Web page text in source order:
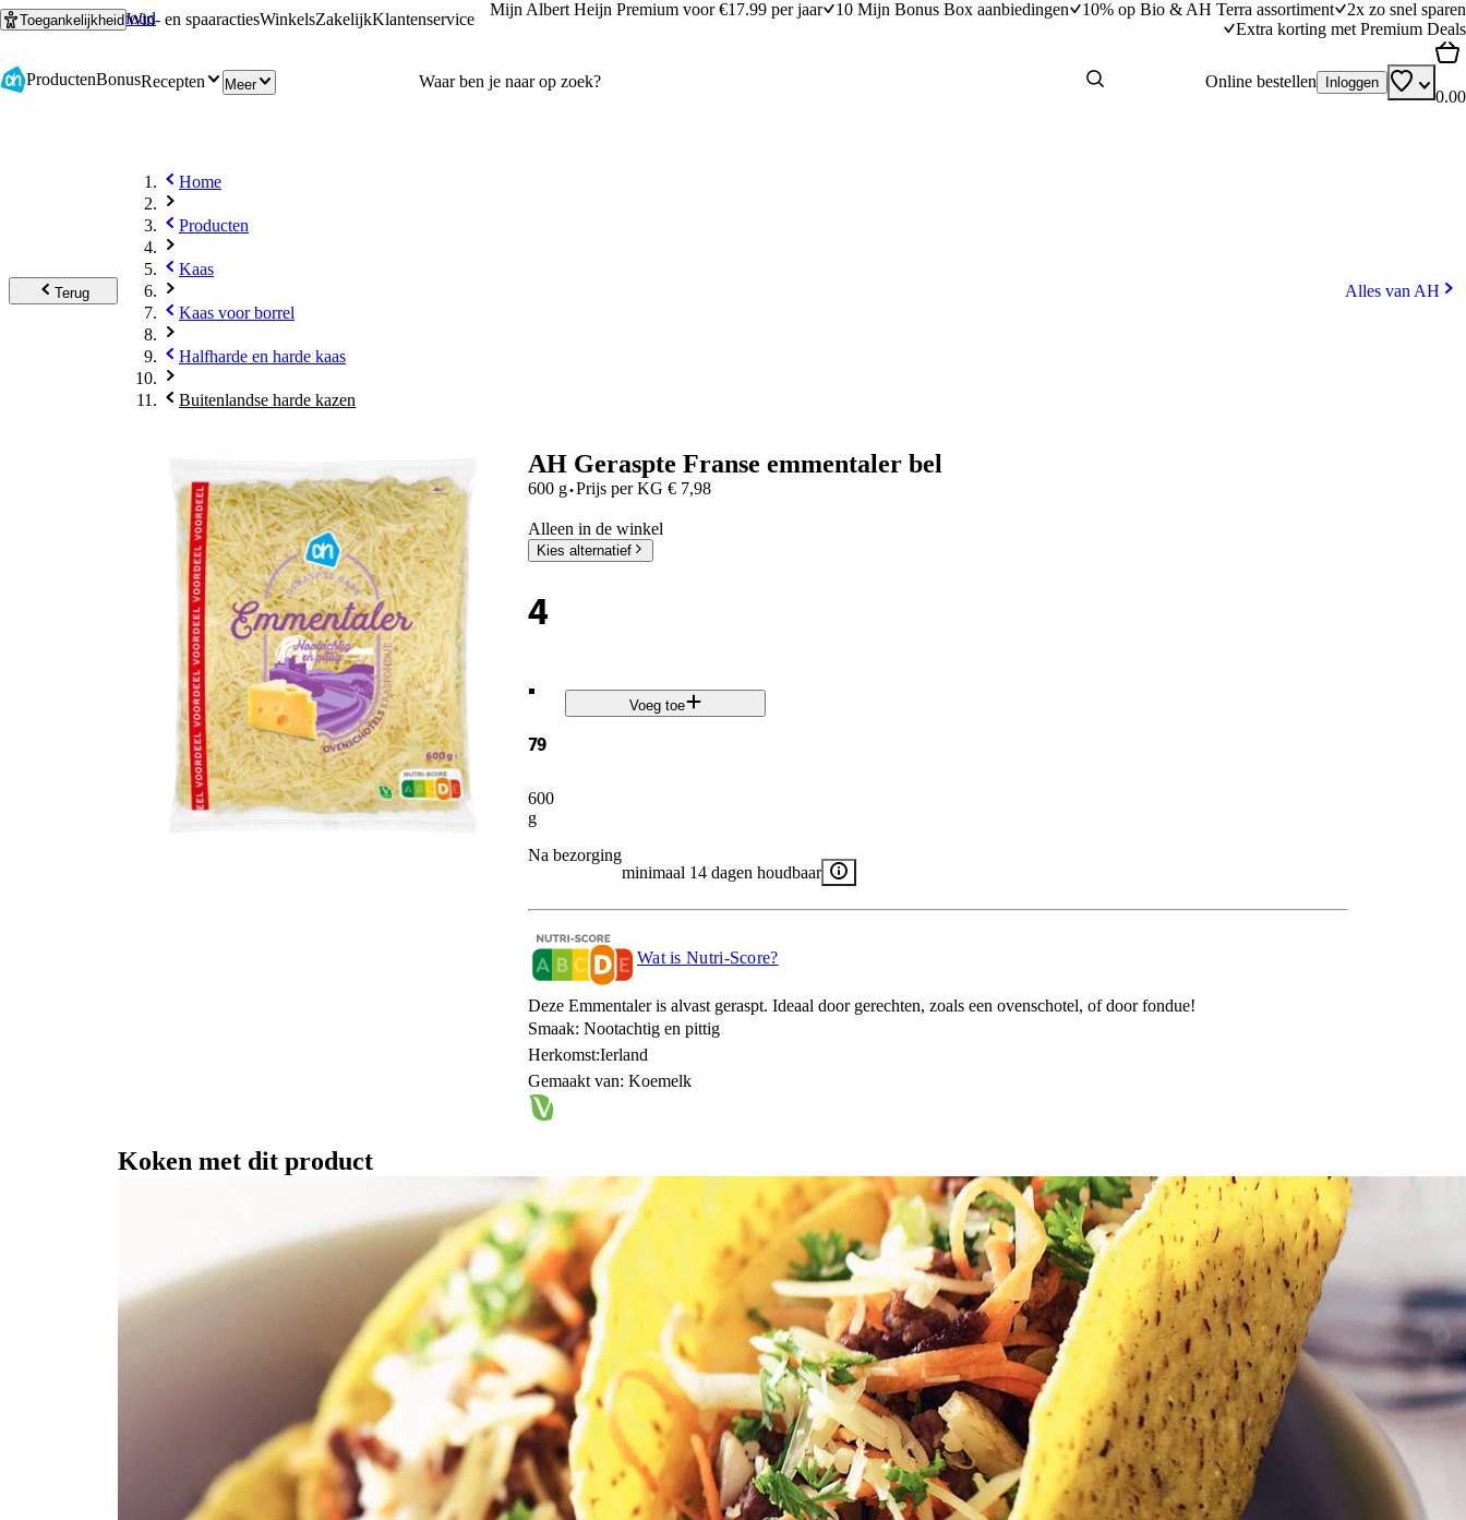
Ga naar hoofdinhoud
Ga naar zoeken
ToegankelijkheidWin- en spaaractiesWinkelsZakelijkKlantenservice
Mijn Albert Heijn Premium voor €17.99 per jaar 10 Mijn Bonus Box aanbiedingen 10% op Bio & AH Terra assortiment
2x zo snel sparen
Extra korting met Premium Deals
ProductenBonusRecepten Meer Online bestellen Inloggen
0.00
Terug
Home
Producten
Kaas
Kaas voor borrel
Halfharde en harde kaas
Buitenlandse harde kazen
Alles van AH
AH Geraspte Franse emmentaler bel
600 g·Prijs per KG € 7,98
Alleen in de winkel
Kies alternatief
4
.
79
600
g
Voeg toe
Na bezorging
minimaal 14 dagen houdbaar
Wat is Nutri-Score?
Deze Emmentaler is alvast geraspt. Ideaal door gerechten, zoals een ovenschotel, of door fondue!
Smaak: Nootachtig en pittig
Herkomst:Ierland
Gemaakt van: Koemelk
Koken met dit product